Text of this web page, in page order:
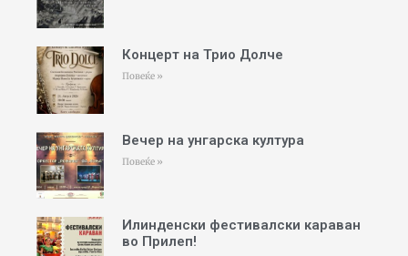
Концерт на Трио Долче
Повеќе »
Вечер на унгарска култура
Повеќе »
Илинденски фестивалски караван
во Прилеп!